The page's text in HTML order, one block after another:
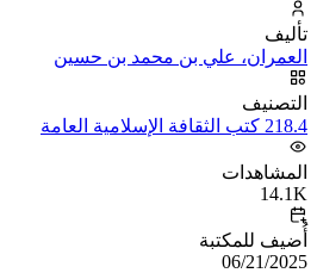
تأليف
العمران، علي بن محمد بن حسين
التصنيف
218.4 كتب الثقافة الإسلامية العامة
المشاهدات
14.1K
أُضيف للمكتبة
06/21/2025